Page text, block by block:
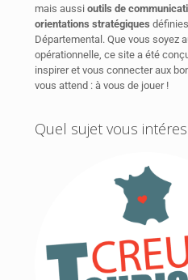
mais aussi outils de
orientations stratégiques
Départemental. Que vous soyez
opérationnelle, ce site a été
inspirer et vous connecter aux
vous attend : à vous de jouer !
Quel sujet vous